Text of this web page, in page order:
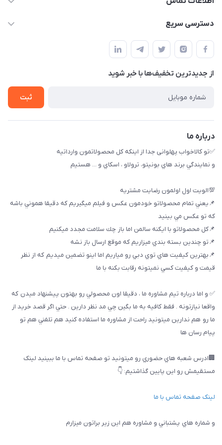
09174090037
09174090035
بوشهر ، بندر ديلم، خيابان ساحلي ، بازار كويتي، روبرو شيلات
پنجمين فروشگاه كالاخواب پهلواني
دسترسی سریع
حساب کاربری
راهنماي خريد
لیست محصولات
تماس با ما
از جدید‌ترین تخفیف‌ها با‌ خبر شوید
ثبت
درباره ما
✅تو كالاخواب پهلوانى جدا از اينكه كل محصولاتمون وارداتيه
و نمايندگي برند هاي بونيتو، ترولاو ، اسكاي و ... هستيم
💯الويت اول اولمون رضايت مشتريه
📌يعني تمام محصولاتو خودمون عكس و فيلم ميگيريم كه دقيقا هموني باشه
كه تو عكس مي بينيد
📌كل محصولاتو با ايكنه سالمن اما باز چك سلامت مجدد ميكنيم
📌تو چندين بسته بندي ميزاريم كه موقع ارسال باز نشه
📌بهترين كيفيت هاي توي دبي رو مياريم اما اينو تضمين ميديم كه از نظر
قيمت و كيفيت كسي نميتونه رقابت بكنه با ما
✅ و اما درباره تيم مشاوره ما ، دقيقا اون محصولي رو بهتون پيشنهاد ميدن كه
واقعا نيازتونه . فقط كافيه به ما بگين چي مد نظر دارين . حتي اگر قصد خريد از
ما رو هم ندارين ميتونيد راحت از مشاوره ما استفاده كنيد هم تلفني هم تو
پيام رسان ها
🏢ادرس شعبه هاي حضوري رو ميتونيد تو صفحه تماس با ما ببینيد لینک
مستقیمش رو این پایین گذاشتیم: 👇
لینک صفحه تماس با ما
و شماره هاي پشتباني و مشاوره هم اين زير براتون ميزارم